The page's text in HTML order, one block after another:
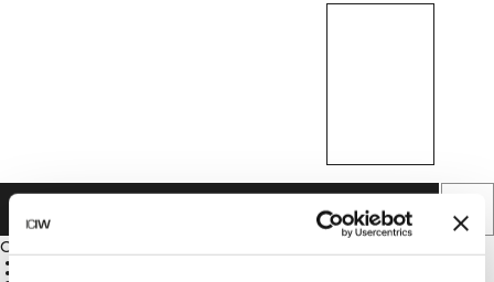
AAN WINKELWAGENTJE TOEVOEGEN
Omschrijving